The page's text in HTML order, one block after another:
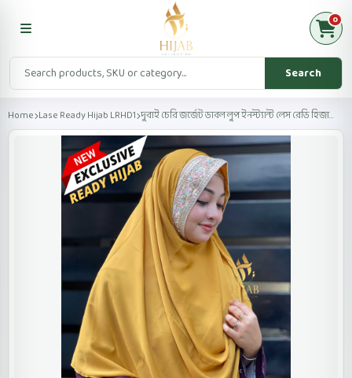
Search
0
Home Lase Ready Hijab LRHD1 দুবাই চেরি জর্জেট ডাবল লুপ ইনস্ট্যান্ট লেস রেডি হিজা...